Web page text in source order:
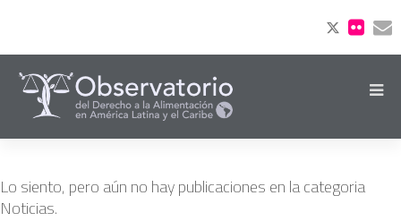
Lo siento, pero aún no hay publicaciones en la categoria
Noticias.